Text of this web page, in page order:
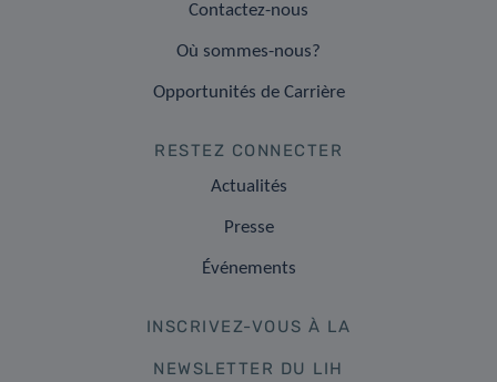
Contactez-nous
Où sommes-nous?
Opportunités de Carrière
RESTEZ CONNECTER
Actualités
Presse
Événements
INSCRIVEZ-VOUS À LA
NEWSLETTER DU LIH